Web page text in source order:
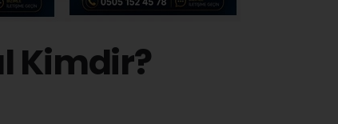
Kimdir?